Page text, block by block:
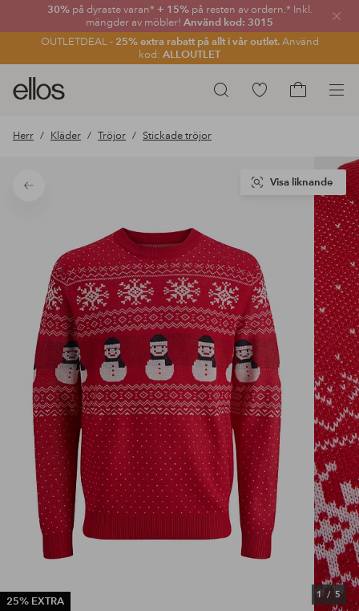
30% på dyraste varan* + 15% på resten av ordern.* Inkl.
mängder av möbler! Använd kod: 3015
OUTLETDEAL - 25% extra rabatt på allt i vår outlet.Använd
kod: ALLOUTLET
Sök
Ellos
logotyp
gå
förstasidan
Gå
Herr Kläder Tröjor Stickade tröjor
Tillbaka
25% EXTRA
1 / 5
Visa liknande